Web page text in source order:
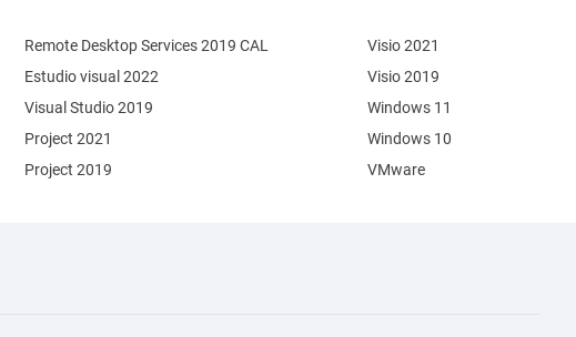
Remote Desktop Services 2019 CAL
Estudio visual 2022
Visual Studio 2019
Project 2021
Project 2019
Visio 2021
Visio 2019
Windows 11
Windows 10
VMware